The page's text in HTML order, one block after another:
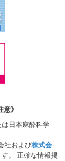
》
日本麻酔科学
社および株式会
。 正確な情報掲